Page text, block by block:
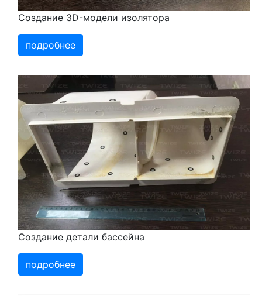
Создание 3D-модели изолятора
подробнее
Создание детали бассейна
подробнее